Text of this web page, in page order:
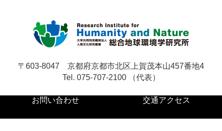
〒603-8047 京都府京都市北区上賀茂本山457番地4
Tel. 075-707-2100 （代表）
お問い合わせ 交通アクセス